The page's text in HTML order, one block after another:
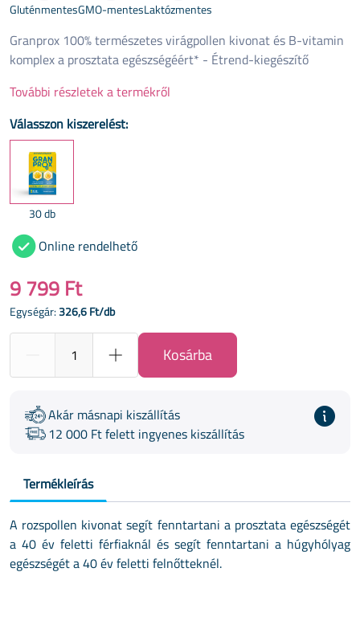
GluténmentesGMO-mentesLaktózmentes
Granprox 100% természetes virágpollen kivonat és B-vitamin
komplex a prosztata egészségéért* - Étrend-kiegészítő
További részletek a termékről
Válasszon kiszerelést:
30 db
Online rendelhető
9 799 Ft
Egységár:326,6 Ft/db
Kosárba
Akár másnapi kiszállítás
12 000 Ft felett ingyenes kiszállítás
Termékleírás
A rozspollen kivonat segít fenntartani a prosztata egészségét
a 40 év feletti férfiaknál és segít fenntartani a húgyhólyag
egészségét a 40 év feletti felnőtteknél.